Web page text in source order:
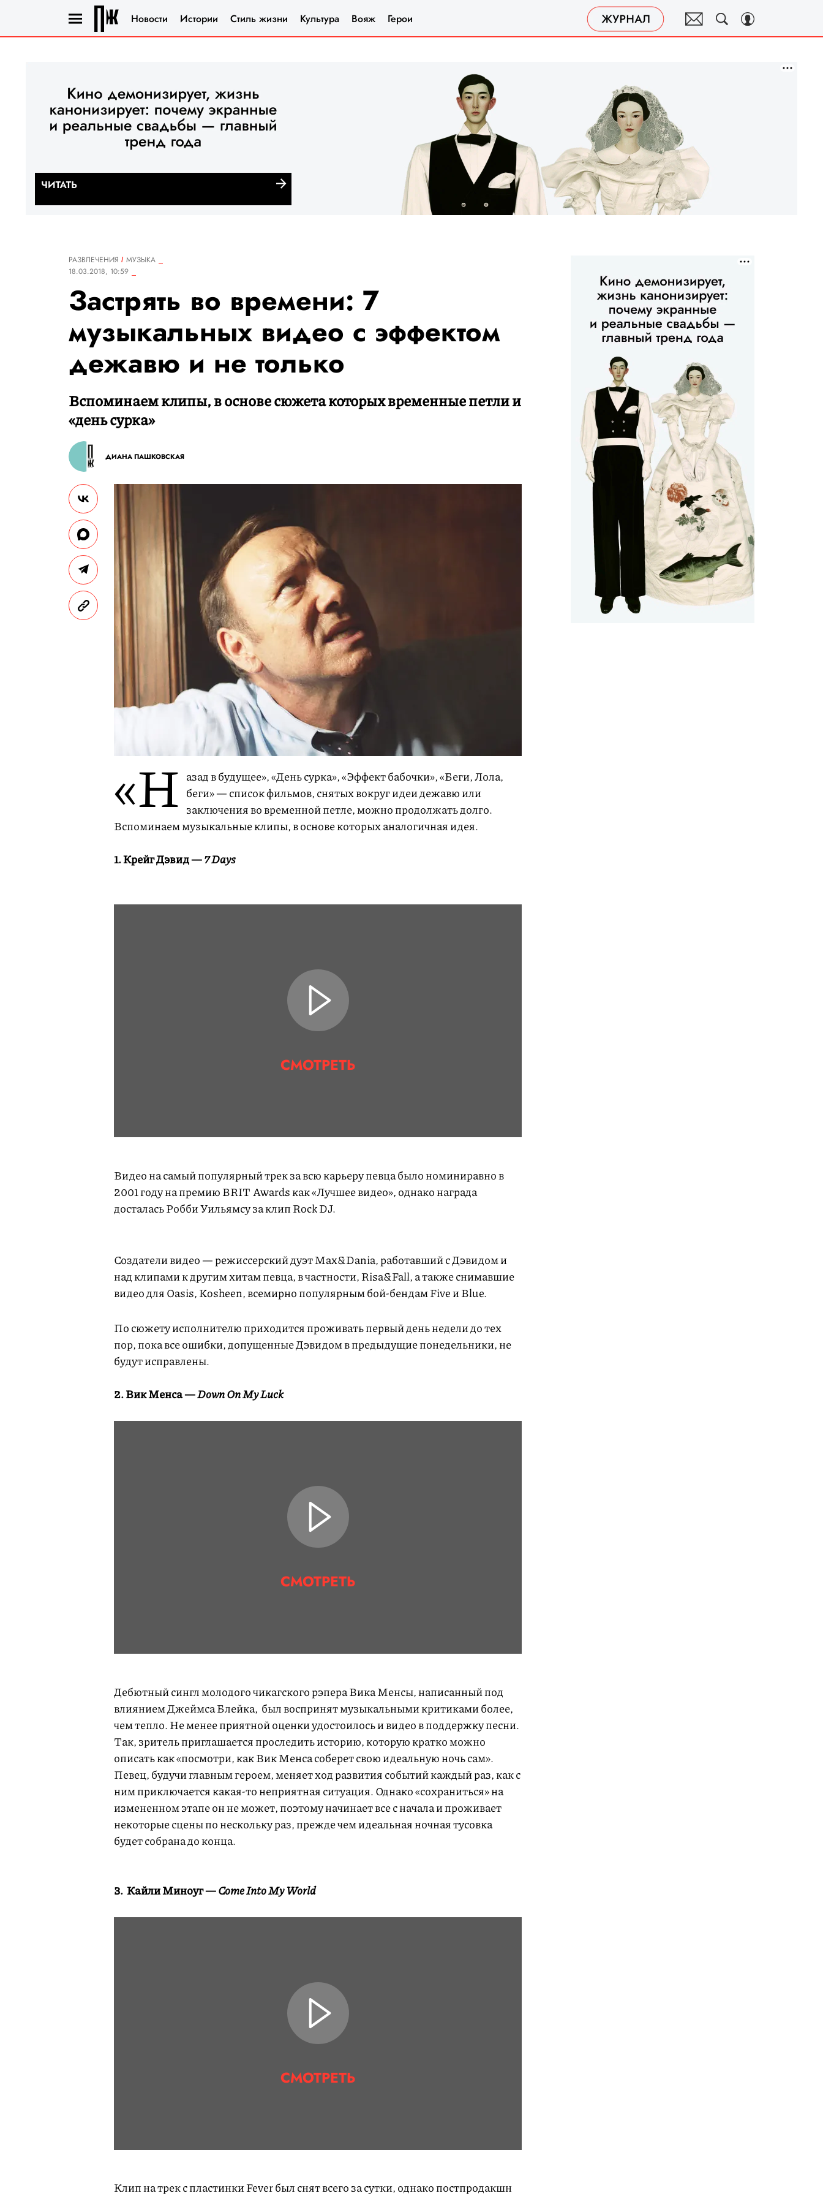
Новости Истории Стиль жизни Культура Вояж Герои
РАЗВЛЕЧЕНИЯ
MУЗЫКА
18.03.2018, 10:59
Застрять во времени: 7
музыкальных видео с эффектом
дежавю и не только
Вспоминаем клипы, в основе сюжета которых временные петли и
«день сурка»
ДИАНА ПАШКОВСКАЯ
«Н азад в будущее», «День сурка», «Эффект бабочки», «Беги, Лола,
беги» — список фильмов, снятых вокруг идеи дежавю или
заключения во временной петле, можно продолжать долго.
Вспоминаем музыкальные клипы, в основе которых аналогичная идея.
1. Крейг Дэвид —7 Days
СМОТРЕТЬ
Видео на самый популярный трек за всю карьеру певца было номиниравно в
2001 году на премию BRIT Awards как «Лучшее видео», однако награда
досталась Робби Уильямсу за клип Rock DJ.
Создатели видео — режиссерский дуэт Max&Dania, работавший с Дэвидом и
над клипами к другим хитам певца, в частности, Risa&Fall, а также снимавшие
видео для Oasis, Kosheen, всемирно популярным бой-бендам Five и Blue.
По сюжету исполнителю приходится проживать первый день недели до тех
пор, пока все ошибки, допущенные Дэвидом в предыдущие понедельники, не
будут исправлены.
2. Вик Менса —Down On My Luck
СМОТРЕТЬ
Дебютный сингл молодого чикагского рэпера Вика Менсы, написанный под
влиянием Джеймса Блейка, был воспринят музыкальными критиками более,
чем тепло. Не менее приятной оценки удостоилось и видео в поддержку песни.
Так, зритель приглашается проследить историю, которую кратко можно
описать как «посмотри, как Вик Менса соберет свою идеальную ночь сам».
Певец, будучи главным героем, меняет ход развития событий каждый раз, как с
ним приключается какая-то неприятная ситуация. Однако «сохраниться» на
измененном этапе он не может, поэтому начинает все с начала и проживает
некоторые сцены по нескольку раз, прежде чем идеальная ночная тусовка
будет собрана до конца.
3. Кайли Миноуг —Come Into My World
СМОТРЕТЬ
Клип на трек с пластинки Fever был снят всего за сутки, однако постпродакшн